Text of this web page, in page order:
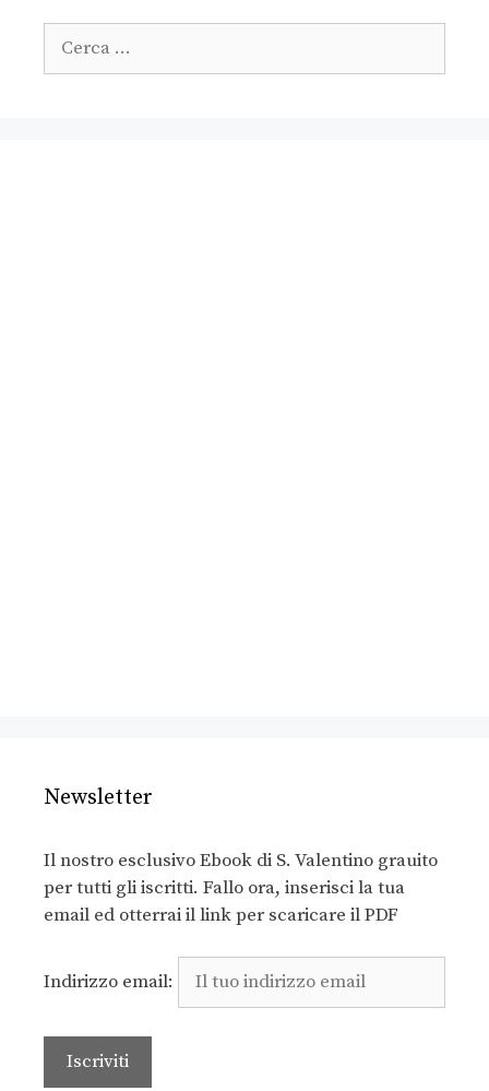
Newsletter
Il nostro esclusivo Ebook di S. Valentino grauito
per tutti gli iscritti. Fallo ora, inserisci la tua
email ed otterrai il link per scaricare il PDF
Indirizzo email: